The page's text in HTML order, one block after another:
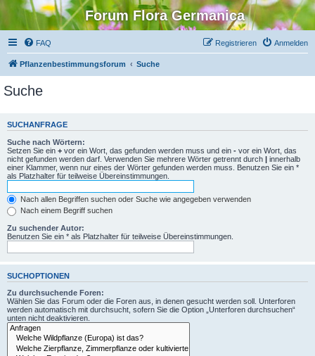
Forum Flora Germanica
FAQ Anmelden
Registrieren
Pflanzenbestimmungsforum Suche
Suche
SUCHANFRAGE
Suche nach Wörtern:
Setzen Sie ein + vor ein Wort, das gefunden werden muss und ein - vor ein Wort, das
nicht gefunden werden darf. Verwenden Sie mehrere Wörter getrennt durch | innerhalb
einer Klammer, wenn nur eines der Wörter gefunden werden muss. Benutzen Sie ein *
als Platzhalter für teilweise Übereinstimmungen.
Nach allen Begriffen suchen oder Suche wie angegeben verwenden
Nach einem Begriff suchen
Zu suchender Autor:
Benutzen Sie ein * als Platzhalter für teilweise Übereinstimmungen.
SUCHOPTIONEN
Zu durchsuchende Foren:
Wählen Sie das Forum oder die Foren aus, in denen gesucht werden soll. Unterforen
werden automatisch mit durchsucht, sofern Sie die Option „Unterforen durchsuchen“
unten nicht deaktivieren.